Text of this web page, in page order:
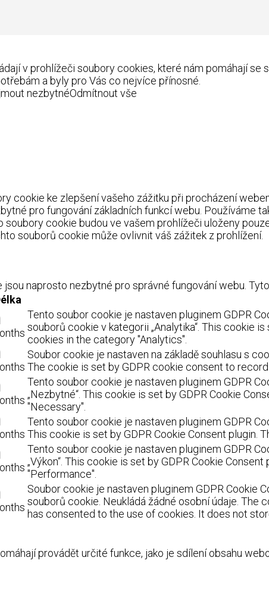
v prohlížeči soubory cookies, které nám pomáhají
a byly pro Vás co nejvíce přínosné.
nezbytnéOdmítnout vše
cookie ke zlepšení vašeho zážitku při procházení
pro fungování základních funkcí webu. Používáme
cookie budou ve vašem prohlížeči uloženy
souborů cookie může ovlivnit váš zážitek z prohlížení.
naprosto nezbytné pro správné fungování webu.
Tento soubor cookie je nastaven pluginem GDPR
souborů cookie v kategorii „Analytika“. This cookie
cookies in the category "Analytics".
Soubor cookie je nastaven na základě souhlasu s
The cookie is set by GDPR cookie consent to
Tento soubor cookie je nastaven pluginem GDPR
„Nezbytné“. This cookie is set by GDPR Cookie
"Necessary".
Tento soubor cookie je nastaven pluginem GDPR
This cookie is set by GDPR Cookie Consent plugin.
Tento soubor cookie je nastaven pluginem GDPR
„Výkon“. This cookie is set by GDPR Cookie
"Performance".
Soubor cookie je nastaven pluginem GDPR Cookie
souborů cookie. Neukládá žádné osobní údaje. The
has consented to the use of cookies. It does not
provádět určité funkce, jako je sdílení obsahu